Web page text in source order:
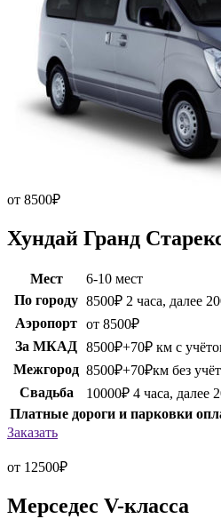
от 8500₽
Хундай Гранд
Мест
6-10 мест
По городу 8500₽ 2 часа, далее
Аэропорт от 8500₽
За МКАД 8500₽+70₽ км с
Межгород 8500₽+70₽км без
Свадьба
10000₽ 4 часа, далее
Платные дороги и парковки
Заказать
от 12500₽
Мерседес V-класса